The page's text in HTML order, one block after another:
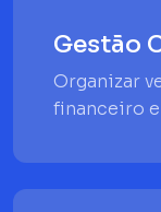
Gestão
Organizar
financeiro